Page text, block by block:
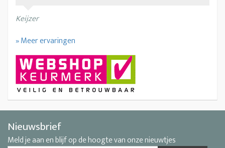
Keijzer
» Meer ervaringen
Nieuwsbrief
Meld je aan en blijf op de hoogte van onze nieuwtjes